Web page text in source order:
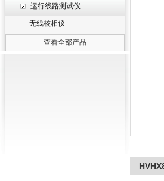
运行线路测试仪
无线核相仪
查看全部产品